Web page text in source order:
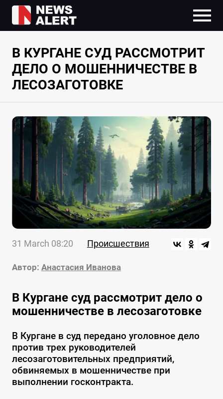
В КУРГАНЕ СУД РАССМОТРИТ
ДЕЛО О МОШЕННИЧЕСТВЕ В
ЛЕСОЗАГОТОВКЕ
31 March 08:20 Происшествия
Автор: Анастасия Иванова
В Кургане суд рассмотрит дело о
мошенничестве в лесозаготовке
В Кургане в суд передано уголовное дело
против трех руководителей
лесозаготовительных предприятий,
обвиняемых в мошенничестве при
выполнении госконтракта.